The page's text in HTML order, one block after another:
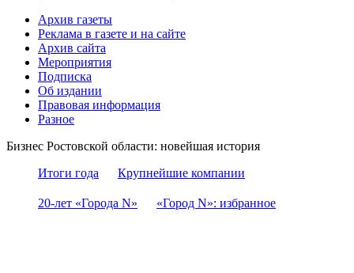
Архив газеты
Реклама в газете и на сайте
Архив сайта
Мероприятия
Подписка
Об издании
Правовая информация
Разное
Бизнес Ростовской области: новейшая история
Итоги года
Крупнейшие компании
20-лет «Города N» «Город N»: избранное